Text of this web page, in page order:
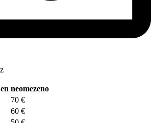
neomezeno
70 €
60 €